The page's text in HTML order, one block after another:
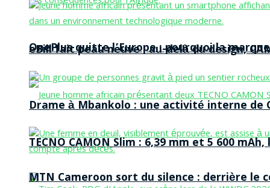
OnePlus quitte l’Europe : pourquoi la
TECNO CAMON Slim : 6,39 mm et 5 600
eBill fait peau neuve : au-delà du design,
Drame à Mbankolo : une activité interne de
MTN Cameroon sort du silence : derrière le